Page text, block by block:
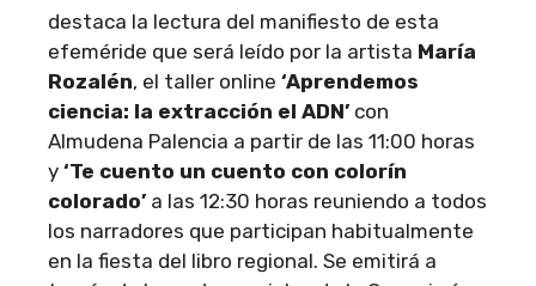
destaca la lectura del manifiesto de esta
efeméride que será leído por la artista María
Rozalén, el taller online ‘Aprendemos
ciencia: la extracción el ADN’ con
Almudena Palencia a partir de las 11:00 horas
y ‘Te cuento un cuento con colorín
colorado’ a las 12:30 horas reuniendo a todos
los narradores que participan habitualmente
en la fiesta del libro regional. Se emitirá a